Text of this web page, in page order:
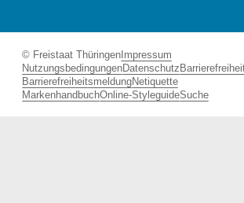
© Freistaat Thüringen Impressum
NutzungsbedingungenDatenschutz
BarrierefreiheitsmeldungNetiquette
MarkenhandbuchOnline-StyleguideSuche